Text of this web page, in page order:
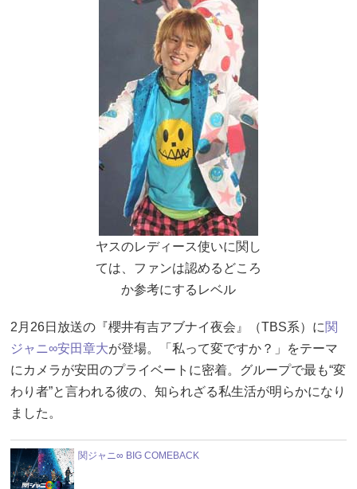
ヤスのレディース使いに関し
ては、ファンは認めるどころ
か参考にするレベル
2月26日放送の『櫻井有吉アブナイ夜会』（TBS系）に関
ジャニ∞安田章大が登場。「私って変ですか？」をテーマ
にカメラが安田のプライベートに密着。グループで最も“変
わり者”と言われる彼の、知られざる私生活が明らかになり
ました。
関ジャニ∞ BIG COMEBACK